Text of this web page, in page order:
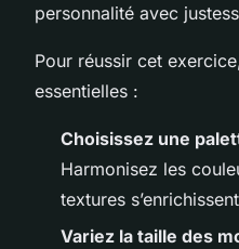
personnalité avec
Pour réussir cet
essentielles :
Choisissez une
Harmonisez les
textures
Variez la taille des